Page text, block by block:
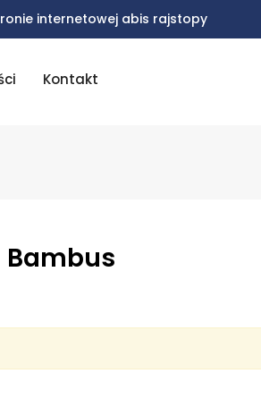
internetowej abis rajstopy
Kontakt
Bambus